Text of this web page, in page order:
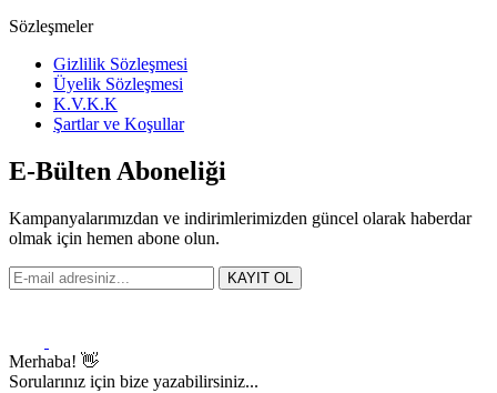
Sözleşmeler
Gizlilik Sözleşmesi
Üyelik Sözleşmesi
K.V.K.K
Şartlar ve Koşullar
E-Bülten Aboneliği
Kampanyalarımızdan ve indirimlerimizden güncel olarak haberdar
olmak için hemen abone olun.
KAYIT OL
Merhaba! 👋
Sorularınız için bize yazabilirsiniz...